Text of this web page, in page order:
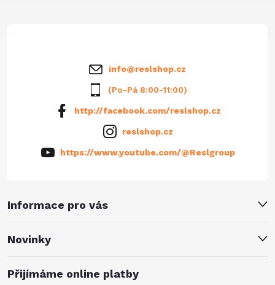
Informace pro vás
Novinky
info@reslshop.cz
(Po-Pá 8:00-11:00)
http://facebook.com/reslshop.cz
reslshop.cz
https://www.youtube.com/@Reslgroup
Přijímáme online platby